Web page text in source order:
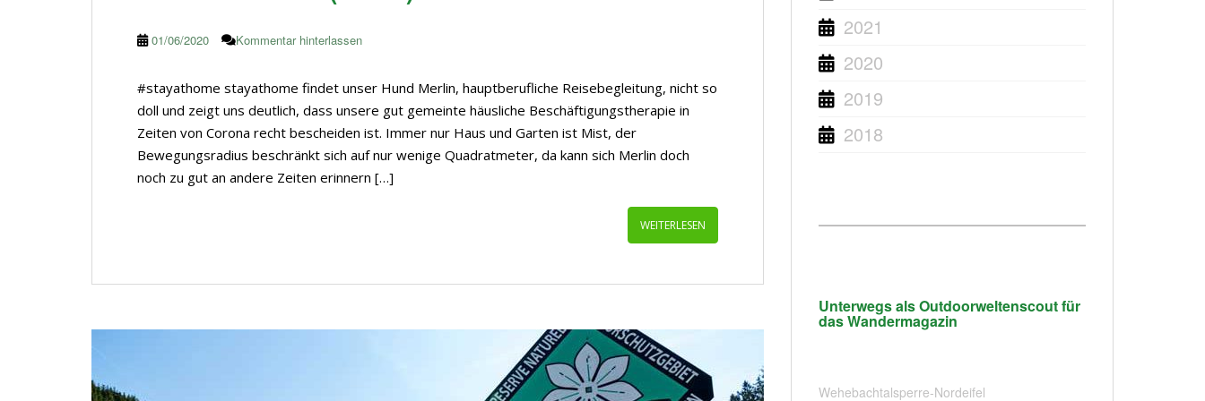
01/06/2020 Kommentar hinterlassen
#stayathome stayathome findet unser Hund Merlin, hauptberufliche Reisebegleitung, nicht so
doll und zeigt uns deutlich, dass unsere gut gemeinte häusliche Beschäftigungstherapie in
Zeiten von Corona recht bescheiden ist. Immer nur Haus und Garten ist Mist, der
Bewegungsradius beschränkt sich auf nur wenige Quadratmeter, da kann sich Merlin doch
noch zu gut an andere Zeiten erinnern […]
WEITERLESEN
2021
2020
2019
2018
Unterwegs als Outdoorweltenscout für
das Wandermagazin
Wehebachtalsperre-Nordeifel